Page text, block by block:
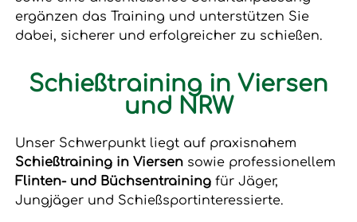
ergänzen das Training und unterstützen Sie
dabei, sicherer und erfolgreicher zu schießen.
Schießtraining in Viersen
und NRW
Unser Schwerpunkt liegt auf praxisnahem
Schießtraining in Viersensowie professionellem
Flinten- und Büchsentrainingfür Jäger,
Jungjäger und Schießsportinteressierte.